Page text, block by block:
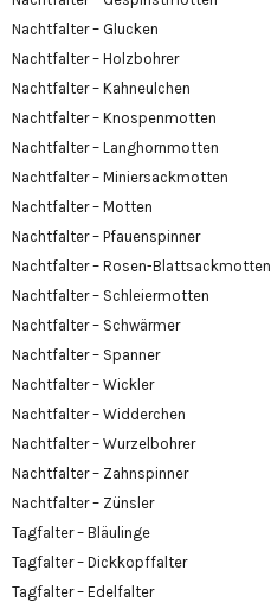
Nachtfalter – Glucken
Nachtfalter – Holzbohrer
Nachtfalter – Kahneulchen
Nachtfalter – Knospenmotten
Nachtfalter – Langhornmotten
Nachtfalter – Miniersackmotten
Nachtfalter – Motten
Nachtfalter – Pfauenspinner
Nachtfalter – Rosen-Blattsackmotten
Nachtfalter – Schleiermotten
Nachtfalter – Schwärmer
Nachtfalter – Spanner
Nachtfalter – Wickler
Nachtfalter – Widderchen
Nachtfalter – Wurzelbohrer
Nachtfalter – Zahnspinner
Nachtfalter – Zünsler
Tagfalter – Bläulinge
Tagfalter – Dickkopffalter
Tagfalter – Edelfalter